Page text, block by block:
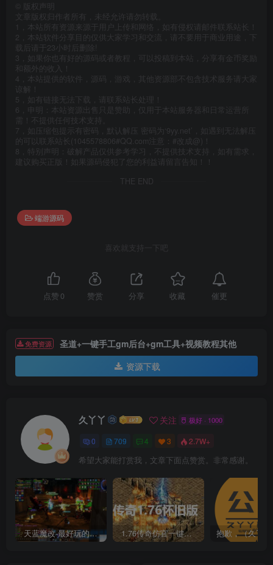
版权声明
文章版权归作者所有，未经允许请勿转载。
1，本站所有资源来源于用户上传和网络，如有侵权请邮件联系站长！
2，本站软件分享目的仅供大家学习和交流，请不要用于商业用途，下
载后请于23小时后删除!
3，如果你也有好的源码或者教程，可以投稿到本站，分享有金币奖励
和额外的收入！
4，本站提供的软件，源码，游戏，其他资源部不包含技术服务请大家
谅解！
5，如有链接无法下载，请联系站长处理！
6，申明：本站资源出售只是赞助，仅用于本站服务器和日常运营所
需！不提供任何技术支持。
7，如压缩包提示有密码，默认解压 密码为‘9yy.net’，如遇到无法解压
的可以联系站长(1045578806#QQ.com注意：#改成@)！
8，特别声明：破解产品仅供参考学习，不提供技术支持，如有需求，
建议购买正版！如果源码侵犯了您的利益请留言告知！！
THE END
端游源码
喜欢就支持一下吧
点赞 0 赞赏 分享 收藏 催更
免费资源
圣道+一键手工gm后台+gm工具+视频教程其他
资源下载
久丫丫 关注 极好 · 1000
0 709 4 3 2.7W+
希望大家能打赏我，文章下面点赞赏。非常感谢。
天蓝魔改-最好玩的魔兽世界巫妖王V335精品单机端【最智能的机器人】 1.76传奇仿官一键启动无后台和辅助究极肝传奇